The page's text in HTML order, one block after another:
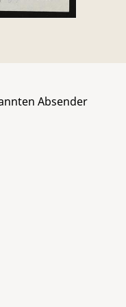
Absender